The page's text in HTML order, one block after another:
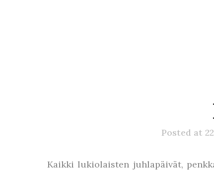
Posted at
Kaikki lukiolaisten juhlapäivät,